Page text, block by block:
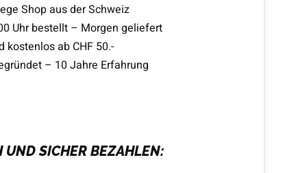
Shop aus der Schweiz
Uhr bestellt – Morgen geliefert
kostenlos ab CHF 50.-
– 10 Jahre Erfahrung
UND SICHER BEZAHLEN: